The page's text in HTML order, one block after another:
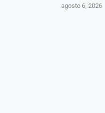
agosto 6, 2026